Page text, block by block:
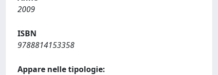
2009
ISBN
9788814153358
Appare nelle tipologie: